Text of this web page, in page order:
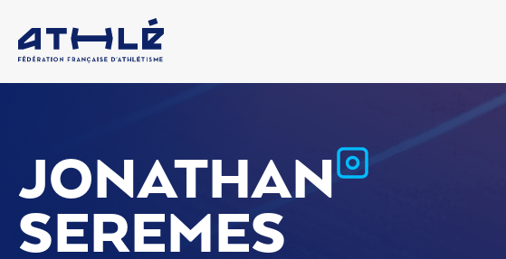
JONATHAN
SEREMES